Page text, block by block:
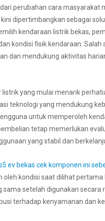
perubahan cara
dipertimbangkan sebagai
kendaraan listrik bekas,
kondisi fisik kendaraan.
dan mendukung aktivitas
listrik yang mulai menarik
teknologi yang mendukung
untuk memperoleh
tetap memerlukan
yang stabil dan
ev bekas cek komponen ini
kondisi saat dilihat
setelah digunakan
terhadap kenyamanan dan